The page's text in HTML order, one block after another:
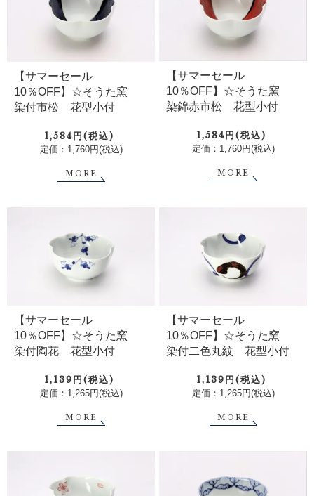
【サマーセール
10％OFF】☆そうた窯
染付市松 花型小付
1,584円(税込)
定価：1,760円(税込)
MORE
【サマーセール
10％OFF】☆そうた窯
染錦赤市松 花型小付
1,584円(税込)
定価：1,760円(税込)
MORE
【サマーセール
10％OFF】☆そうた窯
染付陶花 花型小付
1,139円(税込)
定価：1,265円(税込)
MORE
【サマーセール
10％OFF】☆そうた窯
染付二色丸紋 花型小付
1,139円(税込)
定価：1,265円(税込)
MORE